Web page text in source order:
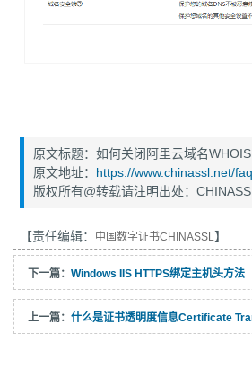
原文标题：如何关闭阿里云域名WHOIS
原文地址： https://www.chinassl.net/
版权所有@转载请注明出处：
【责任编辑： 中国数字证书CHINASSL】
下一篇： Windows IIS HTTPS绑定主机头方法
上一篇： 什么是证书透明度信息Certificate